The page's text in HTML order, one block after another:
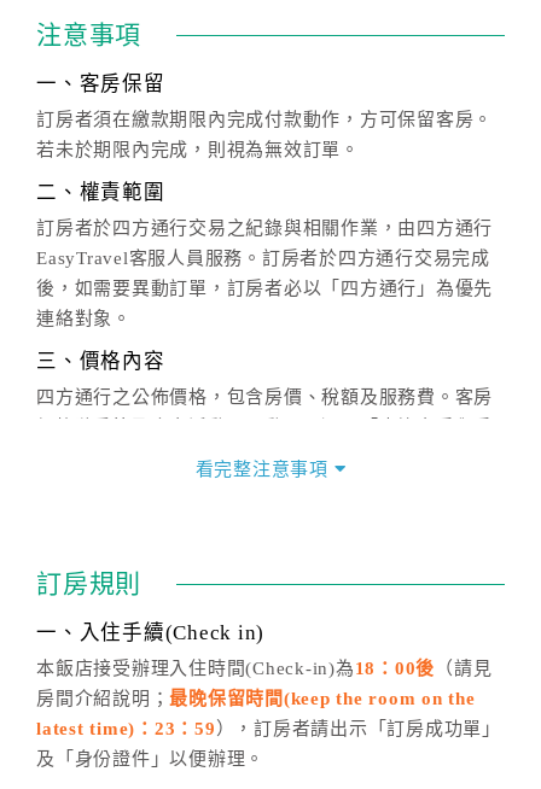
注意事項
一、客房保留
訂房者須在繳款期限內完成付款動作，方可保留客房。
若未於期限內完成，則視為無效訂單。
二、權責範圍
訂房者於四方通行交易之紀錄與相關作業，由四方通行
EasyTravel客服人員服務。訂房者於四方通行交易完成
後，如需要異動訂單，訂房者必以「四方通行」為優先
連絡對象。
三、價格內容
四方通行之公佈價格，包含房價、稅額及服務費。客房
價」之當日價格為標準。
話方式異動訂單。
※非客服時間之申辦異動，皆為次日計算及辦理。
五、客服時間
週一至週日，上午9:00～晚上6:00
六、聯絡方式
看完整注意事項
訂房規則
一、入住手續(Check in)
本飯店接受辦理入住時間(Check-in)為18：00後 （請見
房間介紹說明；最晚保留時間(keep the room on the
latest time)：23：59 ），訂房者請出示「訂房成功單」
及「身份證件」以便辦理。